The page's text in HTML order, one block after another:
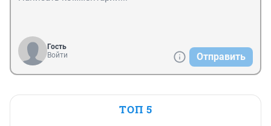
Гость
Войти
Отправить
ТОП 5